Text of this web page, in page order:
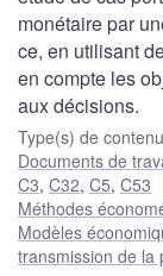
monétaire par
ce, en utilisant
en compte les
aux décisions.
Type(s) de contenu
Documents de
C3, C32, C5, C53
Méthodes
Modèles
transmission de la